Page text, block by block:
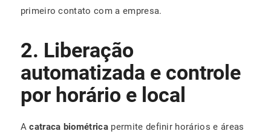
primeiro contato com a empresa.
2. Liberação
automatizada e controle
por horário e local
Acatraca biométrica permite definir horários e áreas